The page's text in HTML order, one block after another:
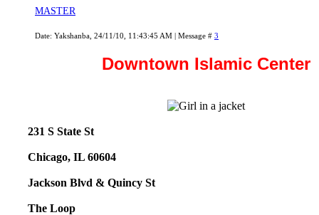
MASTER
Date: Yakshanba, 24/11/10, 11:43:45 AM | Message # 3
Downtown Islamic Center
231 S State St
Chicago, IL 60604
Jackson Blvd & Quincy St
The Loop